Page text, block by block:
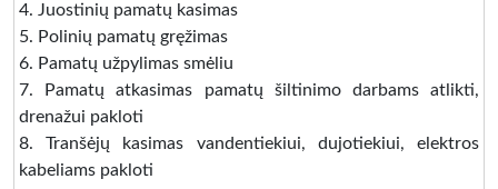
4. Juostinių pamatų kasimas
5. Polinių pamatų gręžimas
6. Pamatų užpylimas smėliu
7. Pamatų atkasimas pamatų šiltinimo darbams atlikti,
drenažui pakloti
8. Tranšėjų kasimas vandentiekiui, dujotiekiui, elektros
kabeliams pakloti